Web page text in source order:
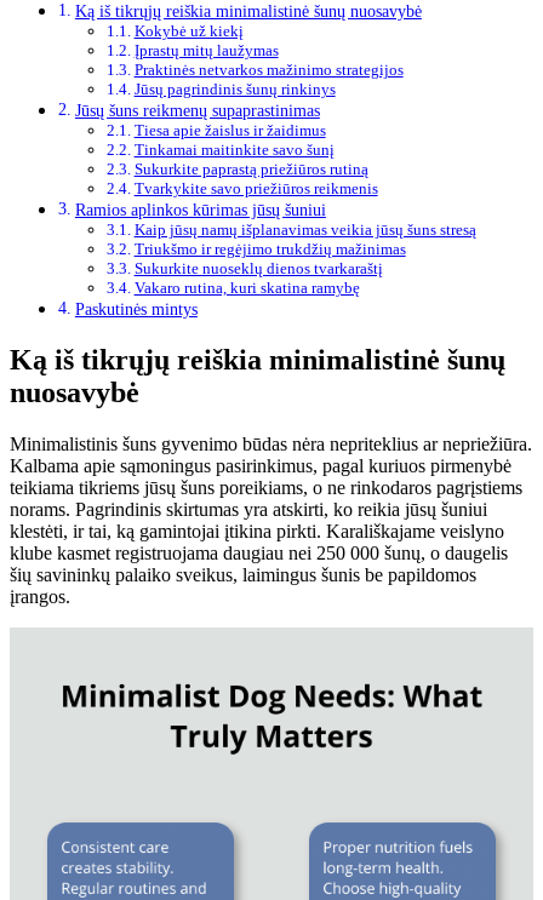
Ką iš tikrųjų reiškia minimalistinė šunų nuosavybė
Kokybė už kiekį
Įprastų mitų laužymas
Praktinės netvarkos mažinimo strategijos
Jūsų pagrindinis šunų rinkinys
Jūsų šuns reikmenų supaprastinimas
Tiesa apie žaislus ir žaidimus
Tinkamai maitinkite savo šunį
Sukurkite paprastą priežiūros rutiną
Tvarkykite savo priežiūros reikmenis
Ramios aplinkos kūrimas jūsų šuniui
Kaip jūsų namų išplanavimas veikia jūsų šuns stresą
Triukšmo ir regėjimo trukdžių mažinimas
Sukurkite nuoseklų dienos tvarkaraštį
Vakaro rutina, kuri skatina ramybę
Paskutinės mintys
Ką iš tikrųjų reiškia minimalistinė šunų
nuosavybė
Minimalistinis šuns gyvenimo būdas nėra nepriteklius ar nepriežiūra.
Kalbama apie sąmoningus pasirinkimus, pagal kuriuos pirmenybė
teikiama tikriems jūsų šuns poreikiams, o ne rinkodaros pagrįstiems
norams. Pagrindinis skirtumas yra atskirti, ko reikia jūsų šuniui
klestėti, ir tai, ką gamintojai įtikina pirkti. Karališkajame veislyno
klube kasmet registruojama daugiau nei 250 000 šunų, o daugelis
šių savininkų palaiko sveikus, laimingus šunis be papildomos
įrangos.